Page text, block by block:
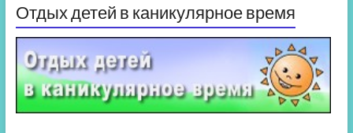
Отдых детей в каникулярное время